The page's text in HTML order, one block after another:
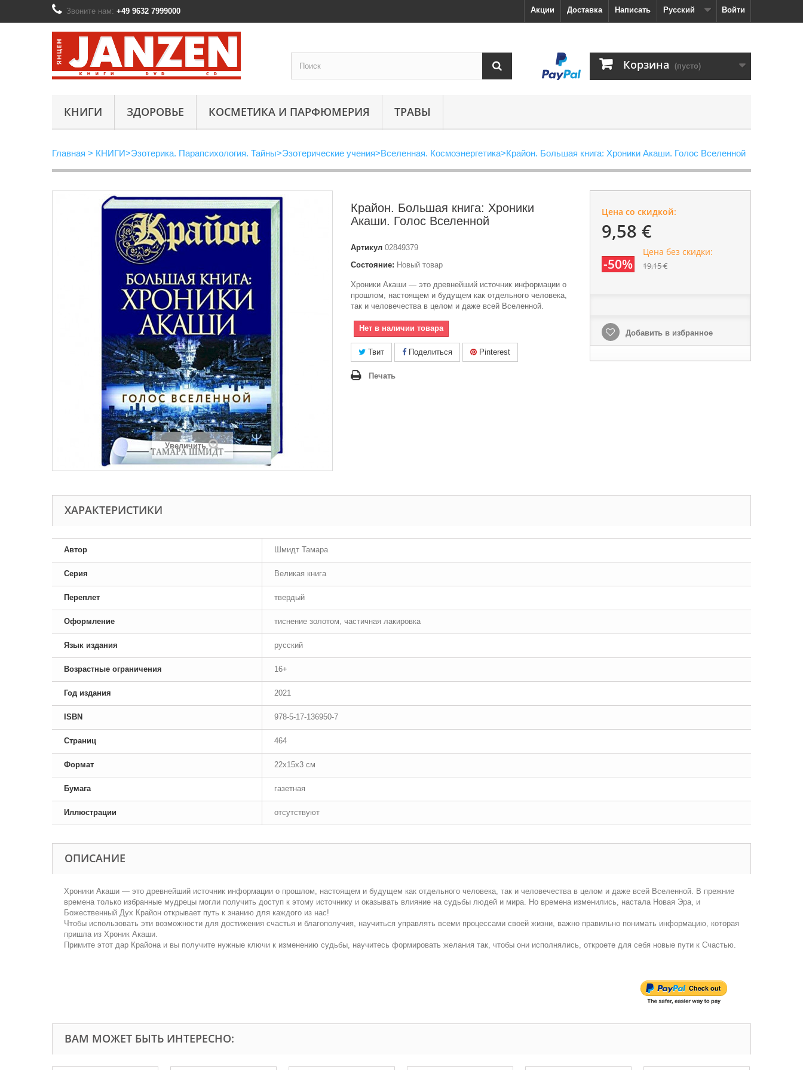
Войти
Русский
Написать
Доставка
Акции
Звоните нам: +49 9632 7999000
Корзина (пусто)
КНИГИ ЗДОРОВЬЕ КОСМЕТИКА И ПАРФЮМЕРИЯ ТРАВЫ
Главная > КНИГИ>Эзотерика. Парапсихология. Тайны>Эзотерические учения>Вселенная. Космоэнергетика>Крайон. Большая книга: Хроники Акаши. Голос Вселенной
Увеличить
Крайон. Большая книга: Хроники
Акаши. Голос Вселенной
Артикул 02849379
Состояние: Новый товар
Хроники Акаши — это древнейший источник информации о
прошлом, настоящем и будущем как отдельного человека,
так и человечества в целом и даже всей Вселенной.
Нет в наличии товара
Твит Поделиться Pinterest
Печать
Цена со скидкой:
9,58 €
-50%
Цена без скидки:
19,15 €
Добавить в избранное
ХАРАКТЕРИСТИКИ
Автор Шмидт Тамара
Серия Великая книга
Переплет твердый
Оформление тиснение золотом, частичная лакировка
Язык издания русский
Возрастные ограничения 16+
Год издания 2021
ISBN 978-5-17-136950-7
Страниц 464
Формат 22x15x3 см
Бумага газетная
Иллюстрации отсутствуют
ОПИСАНИЕ
Хроники Акаши — это древнейший источник информации о прошлом, настоящем и будущем как отдельного человека, так и человечества в целом и даже всей Вселенной. В прежние
времена только избранные мудрецы могли получить доступ к этому источнику и оказывать влияние на судьбы людей и мира. Но времена изменились, настала Новая Эра, и
Божественный Дух Крайон открывает путь к знанию для каждого из нас!
Чтобы использовать эти возможности для достижения счастья и благополучия, научиться управлять всеми процессами своей жизни, важно правильно понимать информацию, которая
пришла из Хроник Акаши.
Примите этот дар Крайона и вы получите нужные ключи к изменению судьбы, научитесь формировать желания так, чтобы они исполнялись, откроете для себя новые пути к Счастью.
ВАМ МОЖЕТ БЫТЬ ИНТЕРЕСНО: